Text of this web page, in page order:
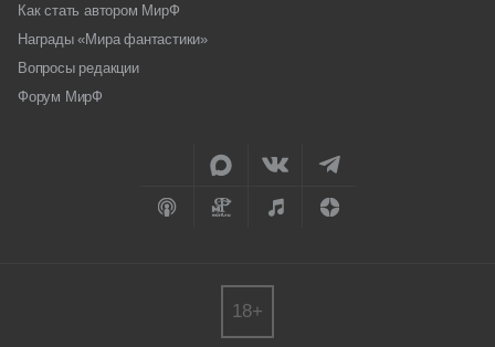
Как стать автором МирФ
Награды «Мира фантастики»
Вопросы редакции
Форум МирФ
18+